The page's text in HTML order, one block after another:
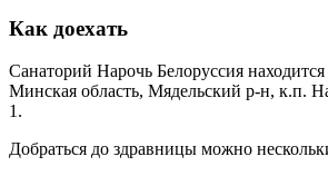
Как доехать
Санаторий Нарочь Белоруссия находится
Минская область, Мядельский р-н, к.п.
1.
Добраться до здравницы можно